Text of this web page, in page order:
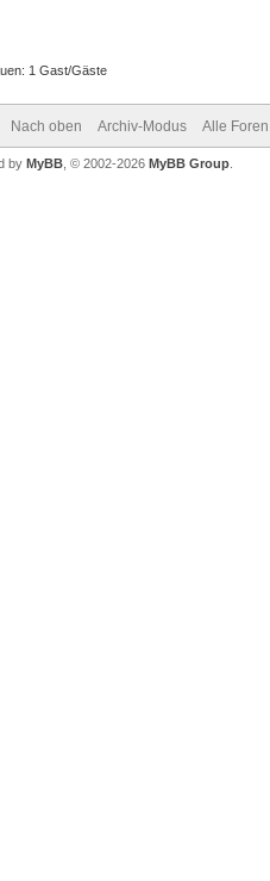
1 Gast/Gäste
Nach oben Archiv-Modus Alle
by MyBB , © 2002-2026 MyBB Group